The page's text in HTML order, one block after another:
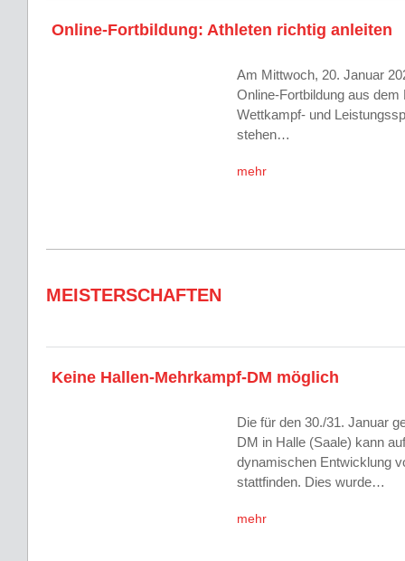
Online-Fortbildung: Athleten richtig anleiten
Am Mittwoch, 20. Januar
Online-Fortbildung aus dem
Wettkampf- und
stehen…
mehr
MEISTERSCHAFTEN
Keine Hallen-Mehrkampf-DM möglich
Die für den 30./31. Januar
DM in Halle (Saale) kann
dynamischen Entwicklung
stattfinden. Dies wurde…
mehr